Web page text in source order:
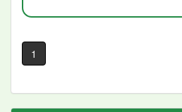
1